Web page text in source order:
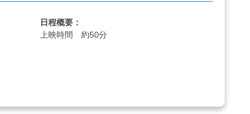
日程概要：
上映時間 約50分